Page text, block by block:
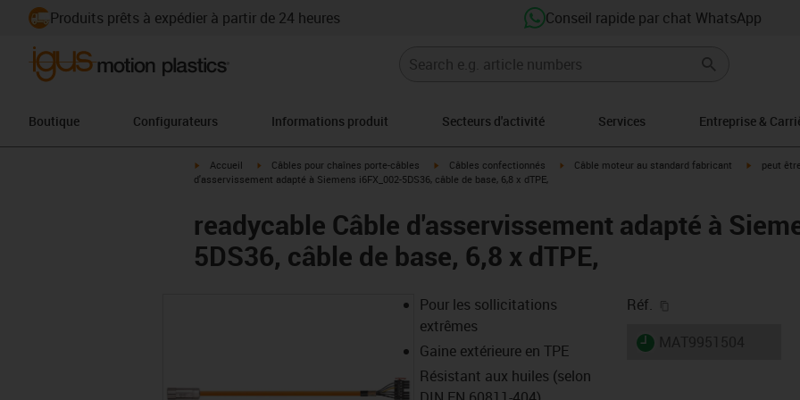
Produits prêts à expédier à partir de 24 heures Conseil rapide par chat WhatsApp
Boutique Configurateurs Informations produit Secteurs d'activité Services Entreprise &
igus-icon-arrow-right
Accueil igus-icon-arrow-right
Câbles pour chaînes porte-câbles igus-icon-arrow-right
Câbles confectionnés igus-icon-arrow-right
Câble moteur au standard fabricant igus-
peut
d'asservissement adapté à Siemens i6FX_002-5DS36, câble de base, 6,8 x dTPE,
readycable Câble d'asservissement adapté à
5DS36, câble de base, 6,8 x dTPE,
Pour les sollicitations
extrêmes
Gaine extérieure en TPE
Résistant aux huiles (selon
Réf.
igus-icon-lieferzeit